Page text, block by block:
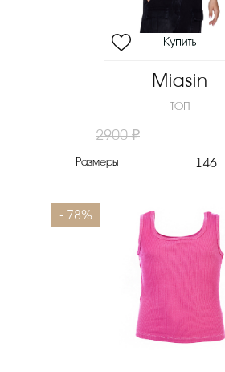
Miasin
ТОП
2900 ₽
Размеры 146
- 78%